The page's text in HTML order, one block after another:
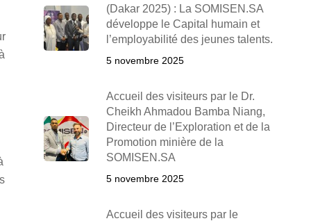
(Dakar 2025) : La SOMISEN.SA
développe le Capital humain et
l’employabilité des jeunes talents.
5 novembre 2025
Accueil des visiteurs par le Dr.
Cheikh Ahmadou Bamba Niang,
Directeur de l’Exploration et de la
Promotion minière de la
SOMISEN.SA
5 novembre 2025
Accueil des visiteurs par le